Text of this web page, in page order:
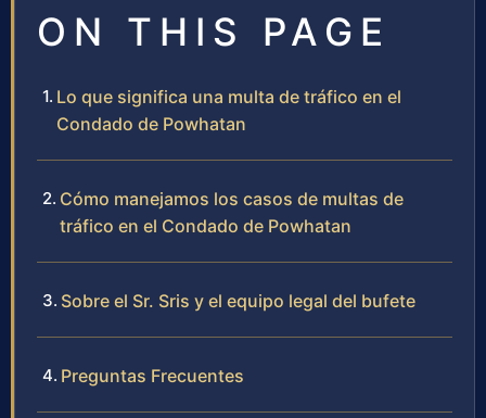
ON THIS PAGE
Lo que significa una multa de tráfico en el
Condado de Powhatan
Cómo manejamos los casos de multas de
tráfico en el Condado de Powhatan
Sobre el Sr. Sris y el equipo legal del bufete
Preguntas Frecuentes